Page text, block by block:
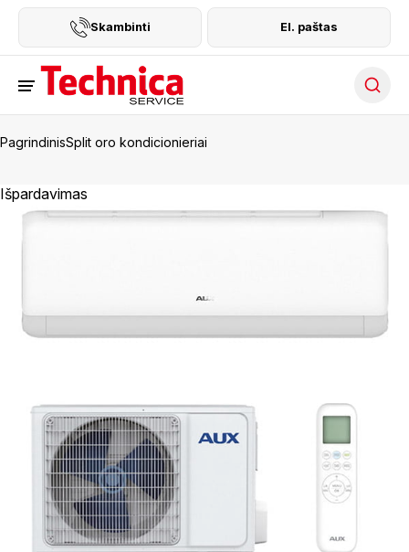
Skambinti El. paštas
PagrindinisSplit oro kondicionieriai
Išpardavimas